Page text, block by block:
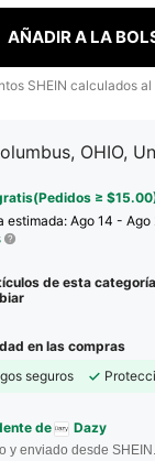
AÑADIR A LA
SHEIN calculados
OHIO,
≥
estimada:Ago 14 - Ago
de esta
en las compras
seguros
de Dazy
y enviado desde SHEIN.